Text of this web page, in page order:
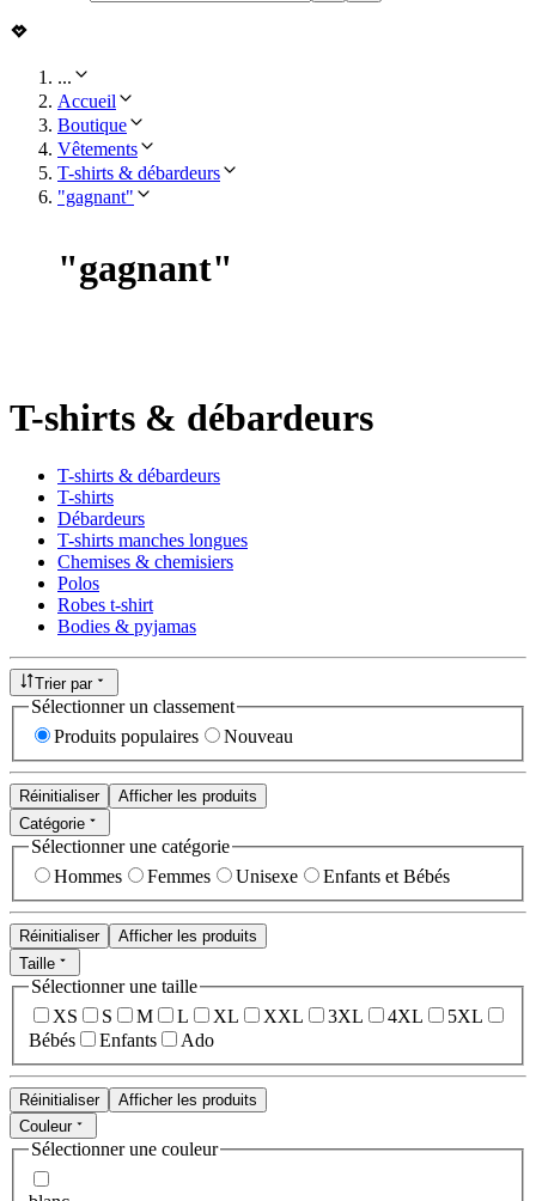
...
Accueil
Boutique
Vêtements
T-shirts & débardeurs
"gagnant"
"gagnant"
T-shirts & débardeurs
T-shirts & débardeurs
T-shirts
Débardeurs
T-shirts manches longues
Chemises & chemisiers
Polos
Robes t-shirt
Bodies & pyjamas
Trier par
Sélectionner un classement
Produits populaires
Nouveau
Réinitialiser
Afficher les produits
Catégorie
Sélectionner une catégorie
Hommes
Femmes Unisexe Enfants et Bébés
Réinitialiser
Afficher les produits
Taille
Sélectionner une taille
XS
S M L XL XXL 3XL 4XL
5XL
Bébés
Enfants Ado
Réinitialiser
Afficher les produits
Couleur
Sélectionner une couleur